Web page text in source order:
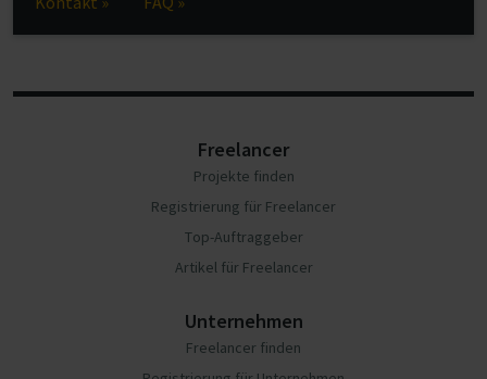
Freelancer
Projekte finden
Registrierung für Freelancer
Top-Auftraggeber
Artikel für Freelancer
Unternehmen
Freelancer finden